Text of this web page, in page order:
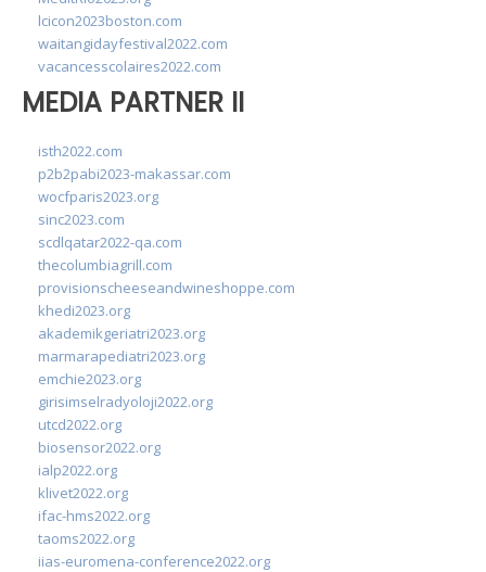
lcicon2023boston.com
waitangidayfestival2022.com
vacancesscolaires2022.com
MEDIA PARTNER II
isth2022.com
p2b2pabi2023-makassar.com
wocfparis2023.org
sinc2023.com
scdlqatar2022-qa.com
thecolumbiagrill.com
provisionscheeseandwineshoppe.com
khedi2023.org
akademikgeriatri2023.org
marmarapediatri2023.org
emchie2023.org
girisimselradyoloji2022.org
utcd2022.org
biosensor2022.org
ialp2022.org
klivet2022.org
ifac-hms2022.org
taoms2022.org
iias-euromena-conference2022.org